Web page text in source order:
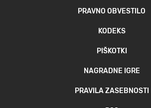
PRAVNO OBVESTILO
KODEKS
PIŠKOTKI
NAGRADNE IGRE
PRAVILA ZASEBNOSTI